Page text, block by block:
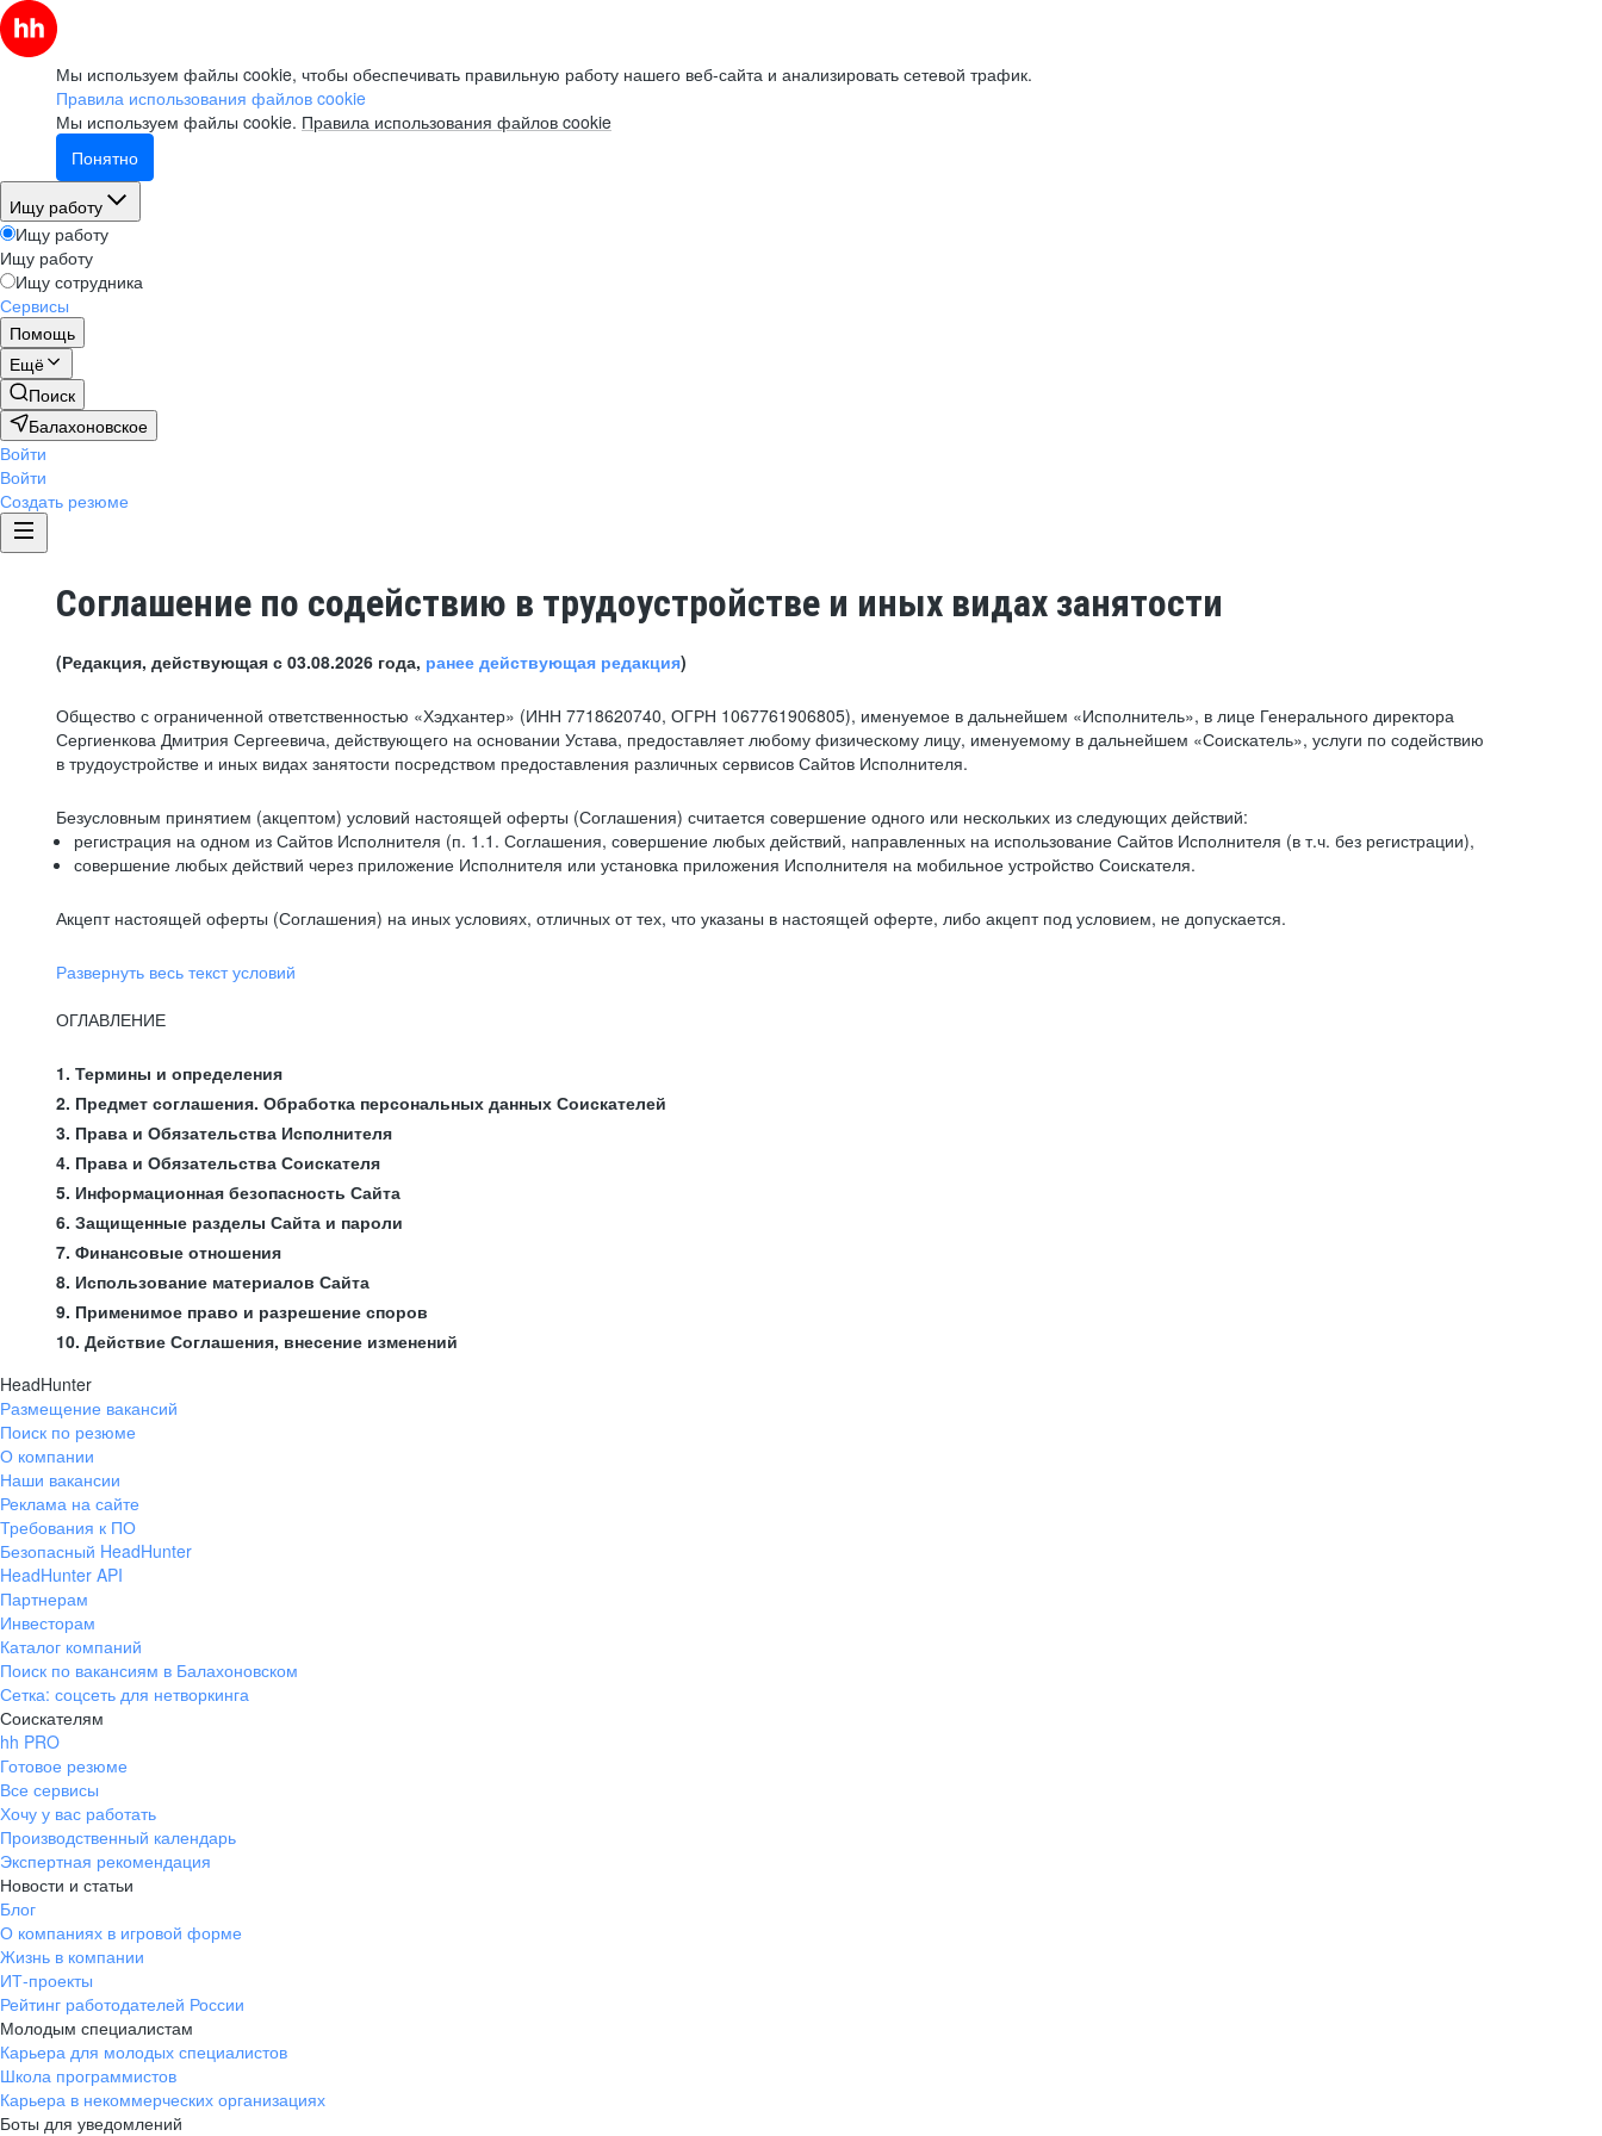
Мы используем файлы cookie, чтобы обеспечивать правильную работу нашего веб-сайта и анализировать сетевой трафик.
Правила использования файлов cookie
Мы используем файлы cookie. Правила использования файлов cookie
Понятно
Ищу работу
Ищу работу
Ищу работу
Ищу сотрудника
Сервисы
Помощь
Ещё
Поиск
Балахоновское
Войти
Войти
Создать резюме
Соглашение по содействию в трудоустройстве и иных видах занятости
(Редакция, действующая с 03.08.2026 года, ранее действующая редакция)
Общество с ограниченной ответственностью «Хэдхантер» (ИНН 7718620740, ОГРН 1067761906805), именуемое в дальнейшем «Исполнитель», в лице Генерального директора
Сергиенкова Дмитрия Сергеевича, действующего на основании Устава, предоставляет любому физическому лицу, именуемому в дальнейшем «Соискатель», услуги по содействию
в трудоустройстве и иных видах занятости посредством предоставления различных сервисов Сайтов Исполнителя.
Безусловным принятием (акцептом) условий настоящей оферты (Соглашения) считается совершение одного или нескольких из следующих действий:
регистрация на одном из Сайтов Исполнителя (п. 1.1. Соглашения, совершение любых действий, направленных на использование Сайтов Исполнителя (в т.ч. без регистрации),
совершение любых действий через приложение Исполнителя или установка приложения Исполнителя на мобильное устройство Соискателя.
Акцепт настоящей оферты (Соглашения) на иных условиях, отличных от тех, что указаны в настоящей оферте, либо акцепт под условием, не допускается.
Развернуть весь текст условий
ОГЛАВЛЕНИЕ
1. Термины и определения
2. Предмет соглашения. Обработка персональных данных Соискателей
3. Права и Обязательства Исполнителя
4. Права и Обязательства Соискателя
5. Информационная безопасность Сайта
6. Защищенные разделы Сайта и пароли
7. Финансовые отношения
8. Использование материалов Сайта
9. Применимое право и разрешение споров
10. Действие Соглашения, внесение изменений
HeadHunter
Размещение вакансий
Поиск по резюме
О компании
Наши вакансии
Реклама на сайте
Требования к ПО
Безопасный HeadHunter
HeadHunter API
Партнерам
Инвесторам
Каталог компаний
Поиск по вакансиям в Балахоновском
Сетка: соцсеть для нетворкинга
Соискателям
hh PRO
Готовое резюме
Все сервисы
Хочу у вас работать
Производственный календарь
Экспертная рекомендация
Новости и статьи
Блог
О компаниях в игровой форме
Жизнь в компании
ИТ-проекты
Рейтинг работодателей России
Молодым специалистам
Карьера для молодых специалистов
Школа программистов
Карьера в некоммерческих организациях
Боты для уведомлений